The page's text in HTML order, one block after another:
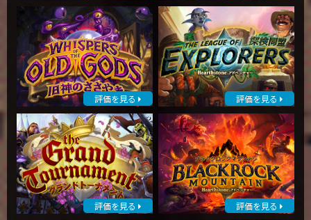
評価を見る 評価を見る
評価を見る 評価を見る